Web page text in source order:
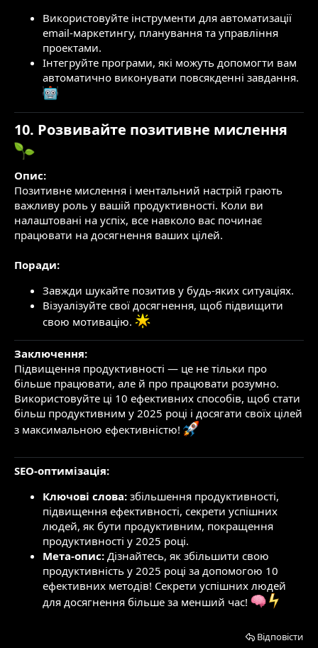
Використовуйте інструменти для автоматизації
email-маркетингу, планування та управління
проектами.
Інтегруйте програми, які можуть допомогти вам
автоматично виконувати повсякденні завдання.
10. Розвивайте позитивне мислення
Опис:
Позитивне мислення і ментальний настрій грають
важливу роль у вашій продуктивності. Коли ви
налаштовані на успіх, все навколо вас починає
працювати на досягнення ваших цілей.
Поради:
Завжди шукайте позитив у будь-яких ситуаціях.
Візуалізуйте свої досягнення, щоб підвищити
свою мотивацію.
Заключення:
Підвищення продуктивності — це не тільки про
більше працювати, але й про працювати розумно.
Використовуйте ці 10 ефективних способів, щоб стати
більш продуктивним у 2025 році і досягати своїх цілей
з максимальною ефективністю!
SEO-оптимізація:
Ключові слова: збільшення продуктивності,
підвищення ефективності, секрети успішних
людей, як бути продуктивним, покращення
продуктивності у 2025 році.
Мета-опис: Дізнайтесь, як збільшити свою
продуктивність у 2025 році за допомогою 10
ефективних методів! Секрети успішних людей
для досягнення більше за менший час!
Відповісти